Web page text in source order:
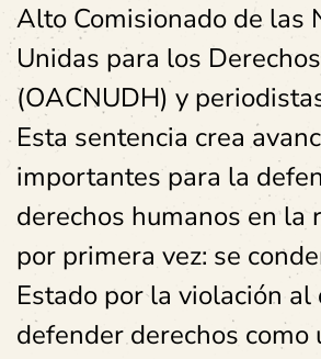
Alto Comisionado de las
Unidas para los
(OACNUDH) y
Esta sentencia crea
importantes para la
derechos humanos en la
por primera vez: se
Estado por la violación al
defender derechos como